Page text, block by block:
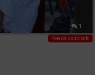
1
Powiat ostrołecki